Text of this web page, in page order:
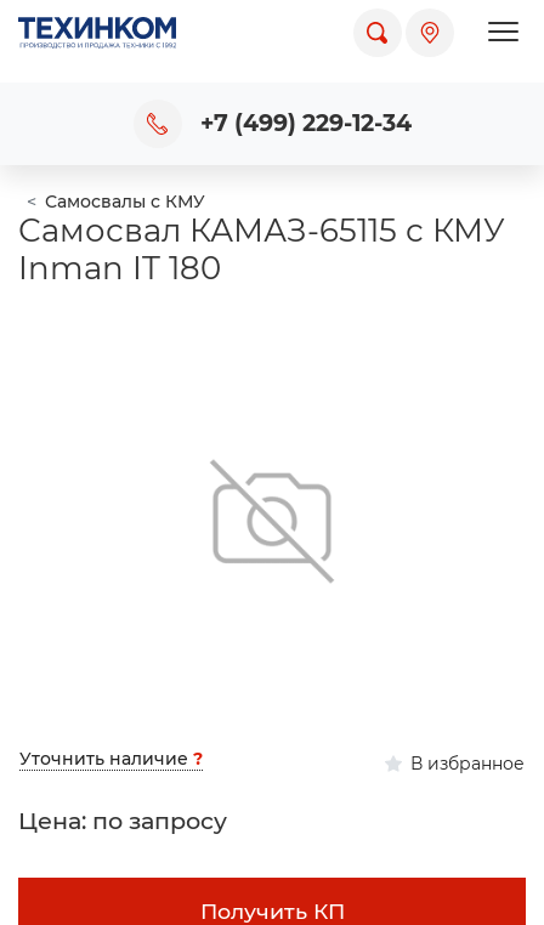
+7 (499) 229-12-34
Самосвалы с КМУ
Самосвал КАМАЗ-65115 с КМУ
Inman IT 180
Уточнить наличие ? В избранное
Цена: по запросу
Получить КП